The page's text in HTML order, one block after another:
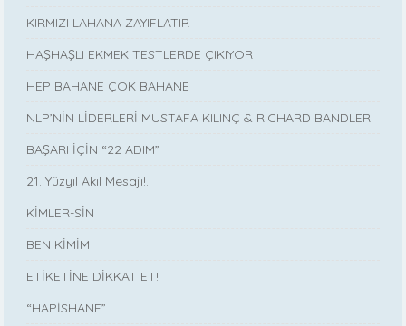
KIRMIZI LAHANA ZAYIFLATIR
HAŞHAŞLI EKMEK TESTLERDE ÇIKIYOR
HEP BAHANE ÇOK BAHANE
NLP’NİN LİDERLERİ MUSTAFA KILINÇ & RICHARD BANDLER
BAŞARI İÇİN “22 ADIM”
21. Yüzyıl Akıl Mesajı!..
KİMLER-SİN
BEN KİMİM
ETİKETİNE DİKKAT ET!
“HAPİSHANE”